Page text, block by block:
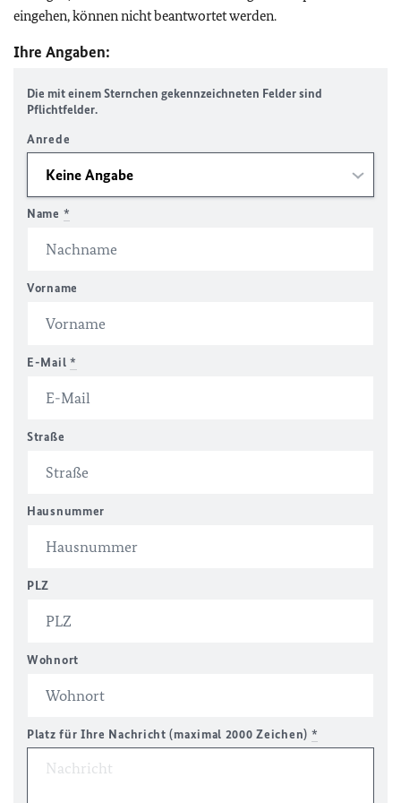
eingehen, können nicht beantwortet werden.
Ihre Angaben:
Die mit einem Sternchen gekennzeichneten Felder sind
Pflichtfelder.
Anrede
Name *
Vorname
E-Mail *
Straße
Hausnummer
PLZ
Wohnort
Platz für Ihre Nachricht (maximal 2000 Zeichen) *